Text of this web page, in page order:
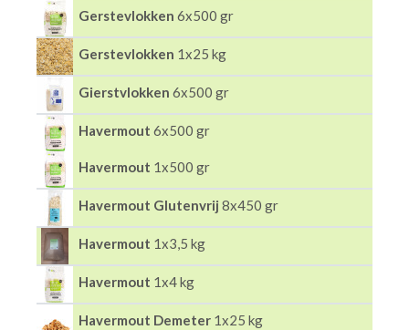
Gerstevlokken 6x500 gr
Gerstevlokken 1x25 kg
Gierstvlokken 6x500 gr
Havermout 6x500 gr
Havermout 1x500 gr
Havermout Glutenvrij 8x450 gr
Havermout 1x3,5 kg
Havermout 1x4 kg
Havermout Demeter 1x25 kg